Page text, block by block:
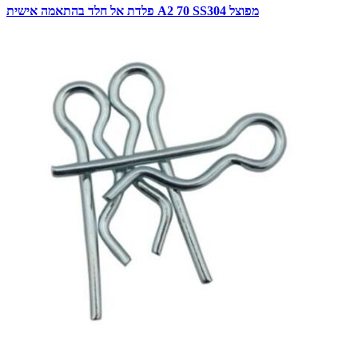
פלדת אל חלד בהתאמה אישית A2 70 SS304 מפוצל